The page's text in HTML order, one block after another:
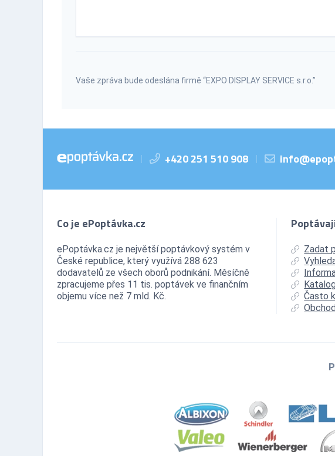
Vaše zpráva bude odeslána firmě “EXPO DISPLAY SERVICE s.r.o.”
| +420 251 510 908 |
Co je ePoptávka.cz
ePoptávka.cz je největší poptávkový systém v
České republice, který využívá 288 623
dodavatelů ze všech oborů podnikání. Měsíčně
zpracujeme přes 11 tis. poptávek ve finančním
objemu více než 7 mld. Kč.
Zadat
Často